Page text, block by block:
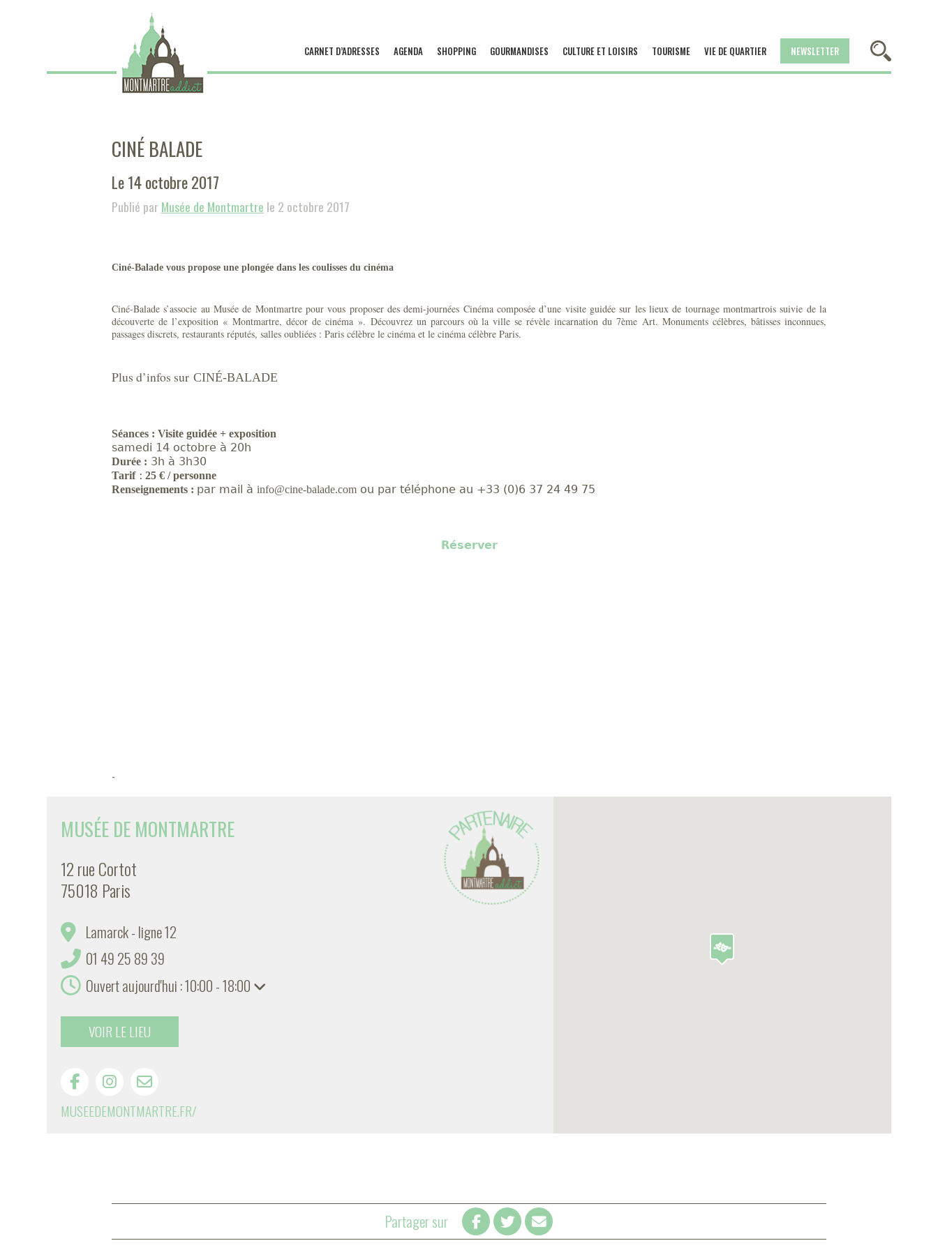
CARNET D’ADRESSES AGENDA SHOPPING GOURMANDISES CULTURE ET LOISIRS TOURISME VIE DE QUARTIER NEWSLETTER
CINÉ BALADE
Le 14 octobre 2017
Publié parMusée de Montmartre le 2 octobre 2017
Ciné-Balade vous propose une plongée dans les coulisses du cinéma
Ciné-Balade s’associe au Musée de Montmartre pour vous proposer des demi-journées Cinéma composée d’une visite guidée sur les lieux de tournage montmartrois suivie de la
découverte de l’exposition « Montmartre, décor de cinéma ». Découvrez un parcours où la ville se révèle incarnation du 7ème Art. Monuments célèbres, bâtisses inconnues,
passages discrets, restaurants réputés, salles oubliées : Paris célèbre le cinéma et le cinéma célèbre Paris.
Plus d’infos sur CINÉ-BALADE
Séances : Visite guidée + exposition
samedi 14 octobre à 20h
Durée : 3h à 3h30
Tarif: 25 € / personne
Renseignements : par mail à info@cine-balade.com ou par téléphone au +33 (0)6 37 24 49 75
Réserver
-
MUSÉE DE MONTMARTRE
12 rue Cortot
75018 Paris
Lamarck - ligne 12
01 49 25 89 39
Ouvert aujourd'hui : 10:00 - 18:00
VOIR LE LIEU
MUSEEDEMONTMARTRE.FR/
Partager sur